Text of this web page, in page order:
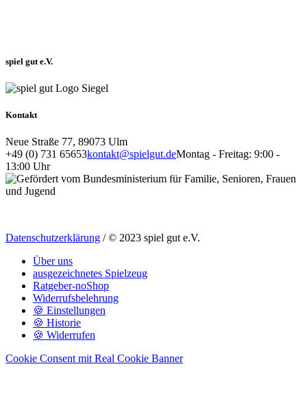
spiel gut e.V.
Kontakt
Neue Straße 77, 89073 Ulm
+49 (0) 731 65653kontakt@spielgut.deMontag - Freitag: 9:00 -
13:00 Uhr
Datenschutzerklärung / © 2023 spiel gut e.V.
Über uns
ausgezeichnetes Spielzeug
Ratgeber-noShop
Widerrufsbelehrung
🍪 Einstellungen
🍪 Historie
🍪 Widerrufen
Cookie Consent mit Real Cookie Banner